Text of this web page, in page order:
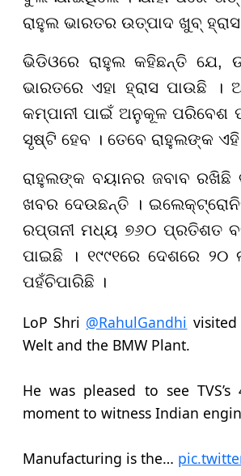
ରାହୁଲ ଭାରତର ଉତ୍ପାଦ ଖୁବ୍
ଭିଡିଓରେ ରାହୁଲ କହିଛନ୍ତି ଯେ,
ଭାରତରେ ଏହା ହ୍ରାସ ପାଉଛି
କମ୍ପାନୀ ପାଇଁ ଅନୁକୂଳ ପରିବେଶ
ସୃଷ୍ଟି ହେବ । ତେବେ ରାହୁଲଙ୍କ
ରାହୁଲଙ୍କ ବୟାନର ଜବାବ ରଖିଛି
ଖବର ଦେଉଛନ୍ତି ।
ରପ୍ତାନୀ ମଧ୍ୟ ୭୬୦ ପ୍ରତିଶତ
ପାଇଛି । ୧୯୯୧ରେ ଦେଶରେ
ପହଁଚିପାରିଛି ।
LoP Shri @RahulGandhi
Welt and the BMW Plant.
He was pleased to see
moment to witness Indian
Manufacturing is the…